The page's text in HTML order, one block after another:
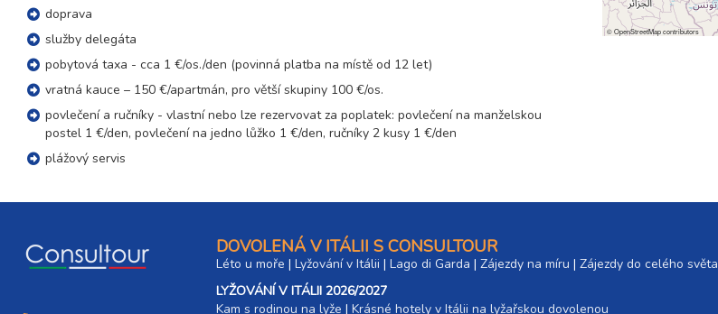
doprava
služby delegáta
pobytová taxa - cca 1 €/os./den (povinná platba na místě od 12 let)
vratná kauce – 150 €/apartmán, pro větší skupiny 100 €/os.
povlečení a ručníky - vlastní nebo lze rezervovat za poplatek: povlečení na manželskou
postel 1 €/den, povlečení na jedno lůžko 1 €/den, ručníky 2 kusy 1 €/den
plážový servis
©OpenStreetMapcontributors
DOVOLENÁ V ITÁLII S CONSULTOUR
Léto u moře | Lyžování v Itálii | Lago di Garda | Zájezdy na míru | Zájezdy do celého světa
LYŽOVÁNÍ V ITÁLII 2026/2027
Kam s rodinou na lyže |​ Krásné hotely v Itálii na lyžařskou dovolenou